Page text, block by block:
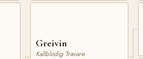
Greivin
Kallblodig Travare